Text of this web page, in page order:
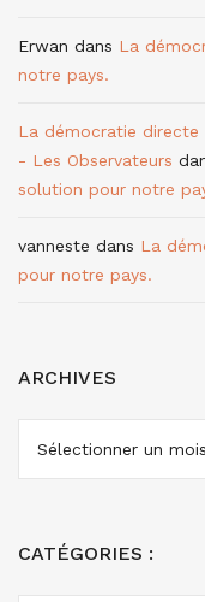
Erwan dans La
notre pays.
La démocratie
- Les Observateurs
solution pour notre
vanneste dans La
pour notre pays.
ARCHIVES
ARCHIVES
CATÉGORIES :